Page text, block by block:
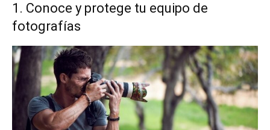
1. Conoce y protege tu equipo de
fotografías